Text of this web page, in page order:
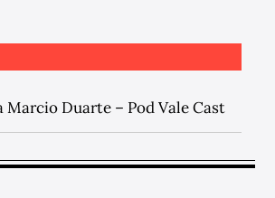
Marcio Duarte – Pod Vale Cast